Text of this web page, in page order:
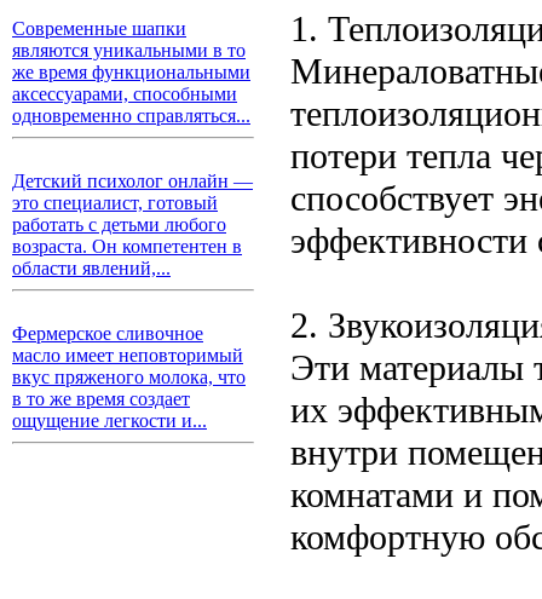
Современные шапки
являются уникальными в то
же время функциональными
аксессуарами, способными
одновременно справляться...
Детский психолог онлайн —
это специалист, готовый
работать с детьми любого
возраста. Он компетентен в
области явлений,...
Фермерское сливочное
масло имеет неповторимый
вкус пряженого молока, что
в то же время создает
ощущение легкости и...
1.
потери тепла
способствует
эффективности
2.
Эти материалы
их
внутри
комнатами и
комфортную